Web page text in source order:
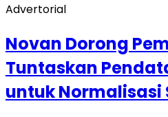
Advertorial
Novan Dorong
Tuntaskan
untuk Normalisasi